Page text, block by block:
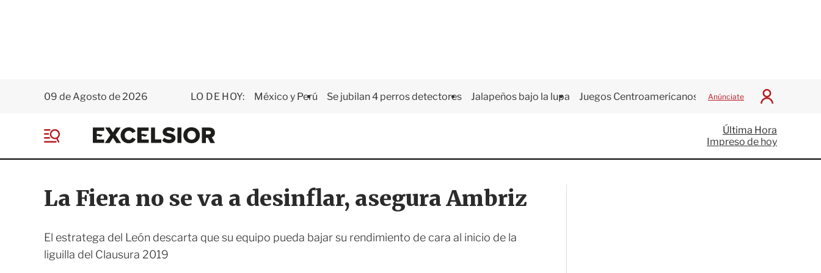
09 de Agosto de 2026 LO DE HOY: México y Perú Se jubilan 4 perros detectores Jalapeños bajo la lupa Juegos Centroamericanos Anúnciate
I
c
i
a
E
x
e
i
o
e
Última Hora
Impreso de hoy
La Fiera no se va a desinflar, asegura Ambriz
El estratega del León descarta que su equipo pueda bajar su rendimiento de cara al inicio de la
liguilla del Clausura 2019